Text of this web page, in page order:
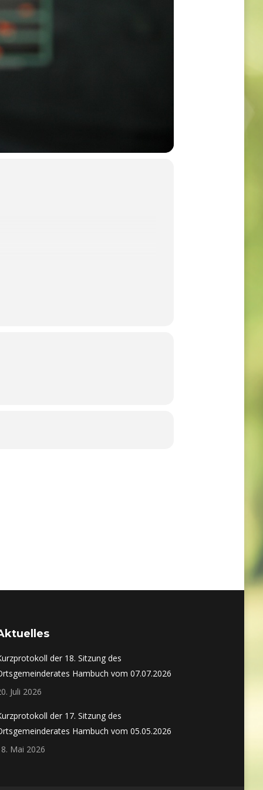
der 18. Sitzung des
Hambuch vom 07.07.2026
Juli 2026
der 17. Sitzung des
Hambuch vom 05.05.2026
Mai 2026